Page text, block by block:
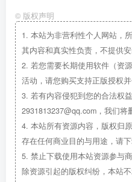
© 版权声明
1. 本站为非营利性个人网站，
其内容和真实性负责，不提供安
2. 若您需要长期使用软件（资
活动，请您购买支持正版授权并
3. 若有内容侵犯到您的合法权
2931813237@qq.com，我们将
4. 本站所有资源内容，版权归
存在任何商业目的与用途，请
5. 禁止下载使用本站资源参与
除资源引起的版权纠纷，本站